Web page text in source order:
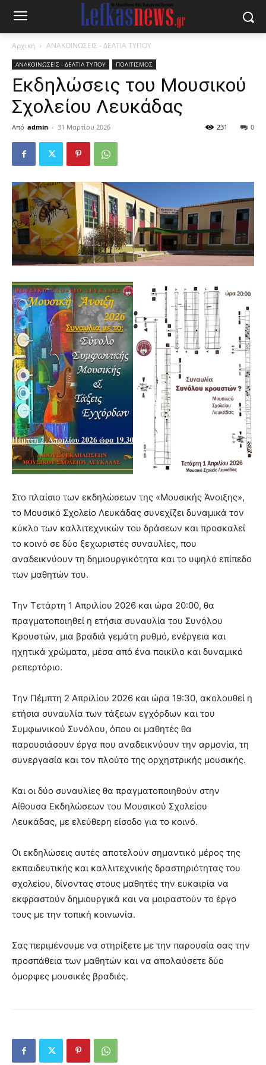
Αρχική ΑΝΑΚΟΙΝΩΣΕΙΣ - ΔΕΛΤΙΑ ΤΥΠΟΥ
ΑΝΑΚΟΙΝΩΣΕΙΣ - ΔΕΛΤΙΑ ΤΥΠΟΥ ΠΟΛΙΤΙΣΜΟΣ
Eκδηλώσεις του Μουσικού
Σχολείου Λευκάδας
Από admin - 31 Μαρτίου 2026 0
231
Στο πλαίσιο των εκδηλώσεων της «Μουσικής Άνοιξης»,
το Μουσικό Σχολείο Λευκάδας συνεχίζει δυναμικά τον
κύκλο των καλλιτεχνικών του δράσεων και προσκαλεί
το κοινό σε δύο ξεχωριστές συναυλίες, που
αναδεικνύουν τη δημιουργικότητα και το υψηλό επίπεδο
των μαθητών του.
Την Τετάρτη 1 Απριλίου 2026 και ώρα 20:00, θα
πραγματοποιηθεί η ετήσια συναυλία του Συνόλου
Κρουστών, μια βραδιά γεμάτη ρυθμό, ενέργεια και
ηχητικά χρώματα, μέσα από ένα ποικίλο και δυναμικό
ρεπερτόριο.
Την Πέμπτη 2 Απριλίου 2026 και ώρα 19:30, ακολουθεί η
ετήσια συναυλία των τάξεων εγχόρδων και του
Συμφωνικού Συνόλου, όπου οι μαθητές θα
παρουσιάσουν έργα που αναδεικνύουν την αρμονία, τη
συνεργασία και τον πλούτο της ορχηστρικής μουσικής.
Και οι δύο συναυλίες θα πραγματοποιηθούν στην
Αίθουσα Εκδηλώσεων του Μουσικού Σχολείου
Λευκάδας, με ελεύθερη είσοδο για το κοινό.
Οι εκδηλώσεις αυτές αποτελούν σημαντικό μέρος της
εκπαιδευτικής και καλλιτεχνικής δραστηριότητας του
σχολείου, δίνοντας στους μαθητές την ευκαιρία να
εκφραστούν δημιουργικά και να μοιραστούν το έργο
τους με την τοπική κοινωνία.
Σας περιμένουμε να στηρίξετε με την παρουσία σας την
προσπάθεια των μαθητών και να απολαύσετε δύο
όμορφες μουσικές βραδιές.